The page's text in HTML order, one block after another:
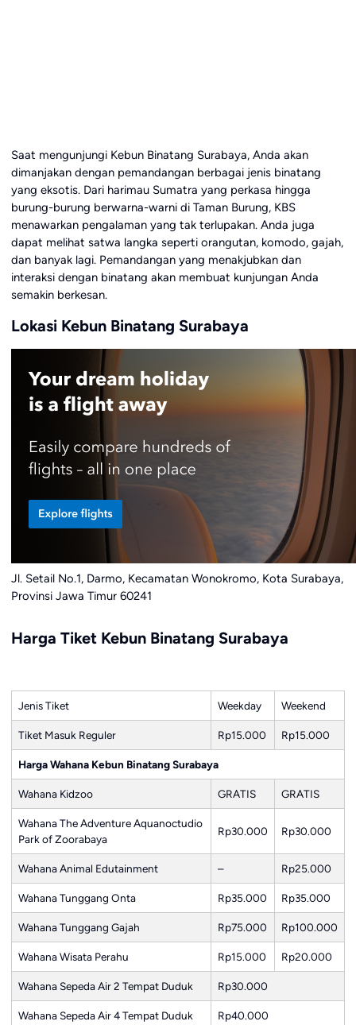
Saat mengunjungi Kebun Binatang Surabaya, Anda akan
dimanjakan dengan pemandangan berbagai jenis binatang
yang eksotis. Dari harimau Sumatra yang perkasa hingga
burung-burung berwarna-warni di Taman Burung, KBS
menawarkan pengalaman yang tak terlupakan. Anda juga
dapat melihat satwa langka seperti orangutan, komodo, gajah,
dan banyak lagi. Pemandangan yang menakjubkan dan
interaksi dengan binatang akan membuat kunjungan Anda
semakin berkesan.
Lokasi Kebun Binatang Surabaya
Jl. Setail No.1, Darmo, Kecamatan Wonokromo, Kota Surabaya,
Provinsi Jawa Timur 60241
Harga Tiket Kebun Binatang Surabaya
Jenis Tiket Weekday Weekend
Tiket Masuk Reguler Rp15.000 Rp15.000
Harga Wahana Kebun Binatang Surabaya
Wahana Kidzoo GRATIS GRATIS
Wahana The Adventure Aquanoctudio
Park of Zoorabaya
Rp30.000 Rp30.000
Wahana Animal Edutainment – Rp25.000
Wahana Tunggang Onta Rp35.000 Rp35.000
Wahana Tunggang Gajah Rp75.000 Rp100.000
Wahana Wisata Perahu Rp15.000 Rp20.000
Wahana Sepeda Air 2 Tempat Duduk Rp30.000
Wahana Sepeda Air 4 Tempat Duduk Rp40.000